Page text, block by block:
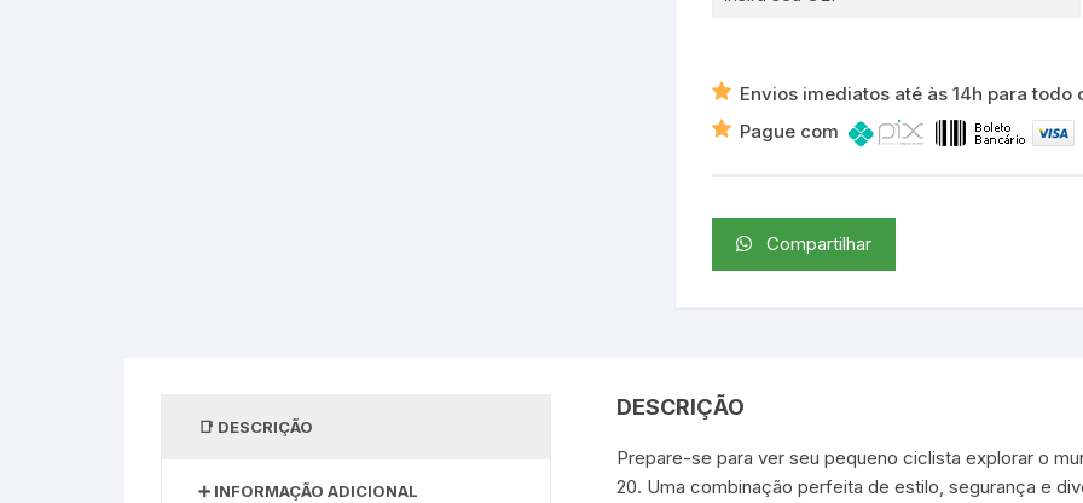
Laranja
Envios imediatos até às 14h para todo
Pague com
Compartilhar
DESCRIÇÃO
INFORMAÇÃO ADICIONAL
DESCRIÇÃO
Prepare-se para ver seu pequeno ciclista explorar o
20. Uma combinação perfeita de estilo, segurança e